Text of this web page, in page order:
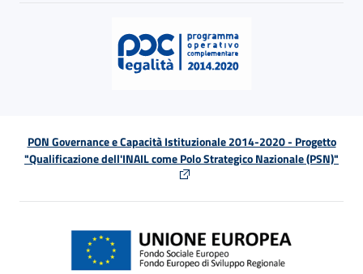
PON Governance e Capacità Istituzionale 2014-2020 - Progetto
"Qualificazione dell'INAIL come Polo Strategico Nazionale (PSN)"